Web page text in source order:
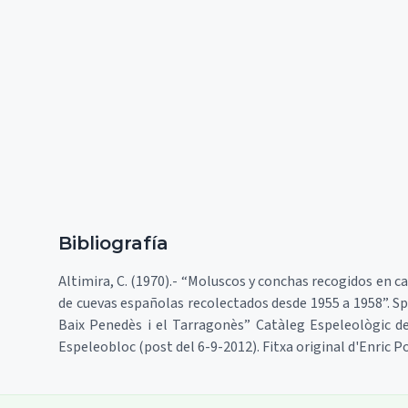
Bibliografía
Altimira, C. (1970).- “Moluscos y conchas recogidos en
de cuevas españolas recolectados desde 1955 a 1958”.
Baix Penedès i el Tarragonès” Catàleg Espeleològic
Espeleobloc (post del 6-9-2012). Fitxa original d'Enric